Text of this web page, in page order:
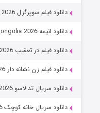
دانلود فیلم سوپرگرل Supergirl 2026
دانلود انیمه Jaadugar: A Witch in Mongolia 2026
دانلود فیلم در تعقیب On the Hunt 2026
دانلود فیلم زن نشانه دار The Marked Woman 2026
دانلود سریال تد لاسو Ted Lasso 2020-2026
دانلود سریال خانه کوچک Little House on the Prairie 2026